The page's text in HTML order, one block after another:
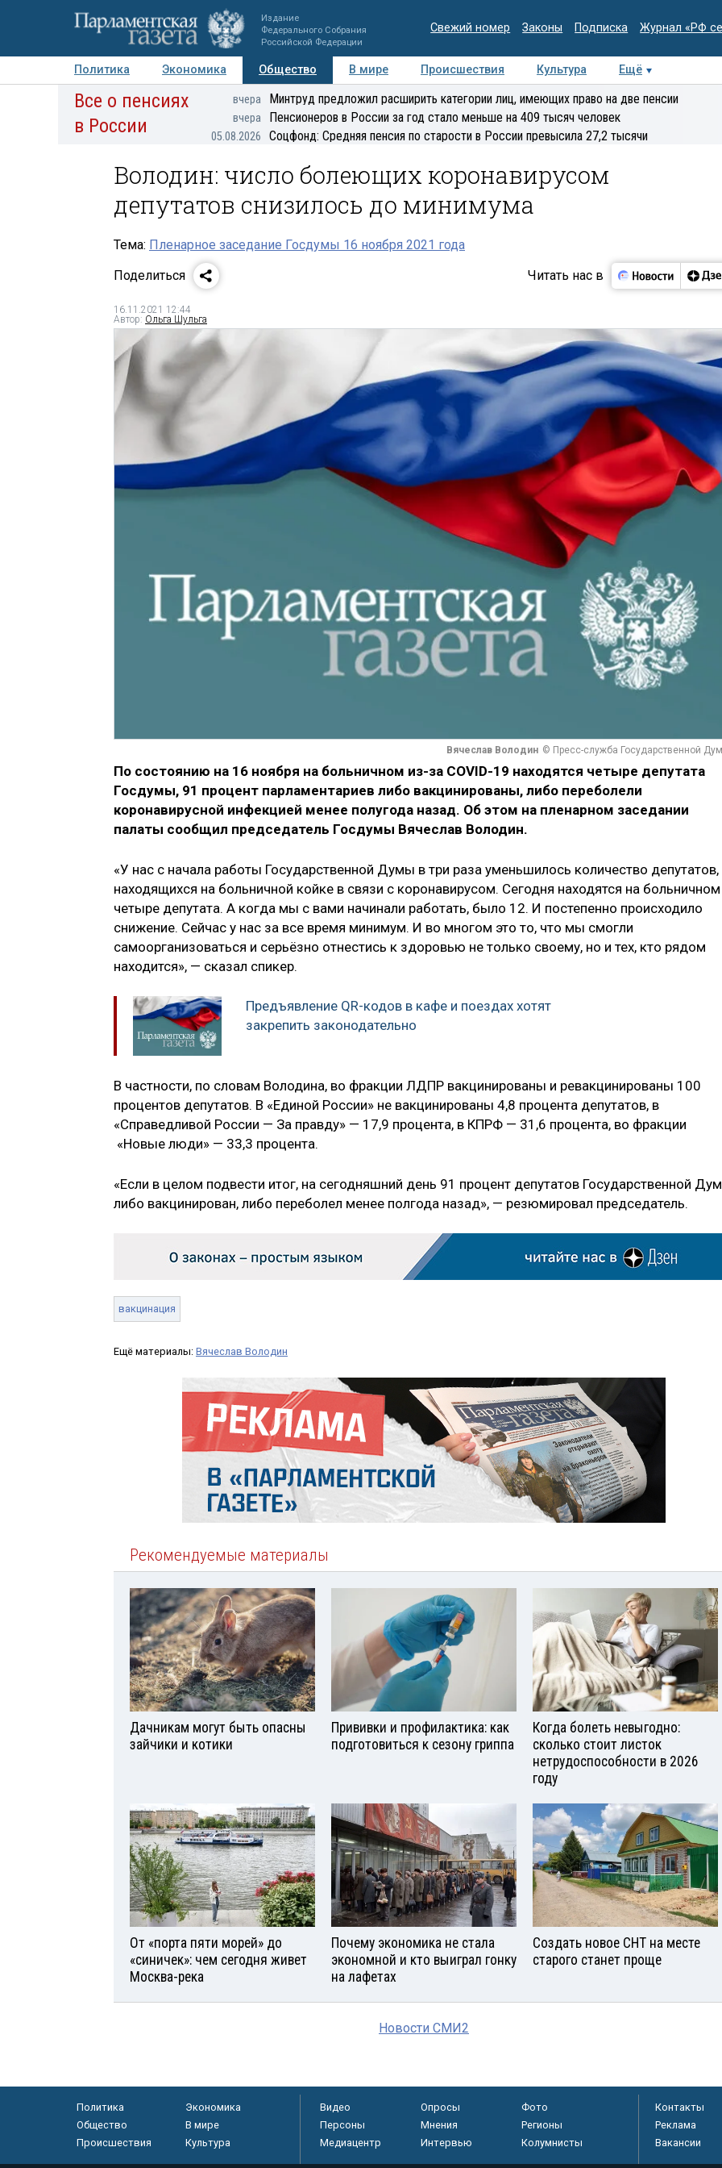
Издание
Федерального Собрания
Российской Федерации
Свежий номер Законы Подписка Журнал «РФ
Политика Экономика Общество В мире Происшествия Культура
Ещё
Авторы Персоны Мнения Регионы Медиацентр Интервью Колумнисты
Все о пенсиях
в России
вчера Минтруд предложил расширить категории лиц, имеющих право на две пенсии
вчера Пенсионеров в России за год стало меньше на 409 тысяч человек
05.08.2026 Соцфонд: Средняя пенсия по старости в России превысила 27,2 тысячи
Володин: число болеющих коронавирусом
депутатов снизилось до минимума
Тема: Пленарное заседание Госдумы 16 ноября 2021 года
Поделиться
Читать нас в
16.11.2021 12:44
Автор: Ольга Шульга
Вячеслав Володин © Пресс-служба Государственной
По состоянию на 16 ноября на больничном из-за COVID-19 находятся четыре депутата
Госдумы, 91 процент парламентариев либо вакцинированы, либо переболели
коронавирусной инфекцией менее полугода назад. Об этом на пленарном заседании
палаты сообщил председатель Госдумы Вячеслав Володин.
«У нас с начала работы Государственной Думы в три раза уменьшилось количество депутатов,
находящихся на больничной койке в связи с коронавирусом. Сегодня находятся на больничном
четыре депутата. А когда мы с вами начинали работать, было 12. И постепенно происходило
снижение. Сейчас у нас за все время минимум. И во многом это то, что мы смогли
самоорганизоваться и серьёзно отнестись к здоровью не только своему, но и тех, кто рядом
находится», — сказал спикер.
Предъявление QR-кодов в кафе и поездах хотят
закрепить законодательно
В частности, по словам Володина, во фракции ЛДПР вакцинированы и ревакцинированы 100
процентов депутатов. В «Единой России» не вакцинированы 4,8 процента депутатов, в
«Справедливой России — За правду» — 17,9 процента, в КПРФ — 31,6 процента, во фракции
«Новые люди» — 33,3 процента.
«Если в целом подвести итог, на сегодняшний день 91 процент депутатов Государственной
либо вакцинирован, либо переболел менее полгода назад», — резюмировал председатель.
вакцинация
Ещё материалы: Вячеслав Володин
Рекомендуемые материалы
Дачникам могут быть опасны
зайчики и котики
Прививки и профилактика: как
подготовиться к сезону гриппа
Когда болеть невыгодно:
сколько стоит листок
нетрудоспособности в 2026
году
От «порта пяти морей» до
«синичек»: чем сегодня живет
Москва-река
Почему экономика не стала
экономной и кто выиграл гонку
на лафетах
Создать новое СНТ на месте
старого станет проще
Новости СМИ2
Политика
Экономика
Общество
В мире
Происшествия
Культура
Видео Опросы
Фото
Персоны
Мнения
Регионы
Медиацентр
Интервью Колумнисты
Контакты
Реклама
Вакансии